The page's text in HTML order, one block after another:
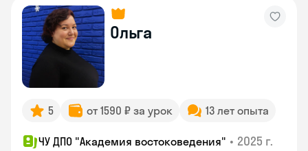
Ольга
5 от 1590 ₽ за урок 13 лет опыта
ЧУ ДПО "Академия востоковедения" • 2025 г.